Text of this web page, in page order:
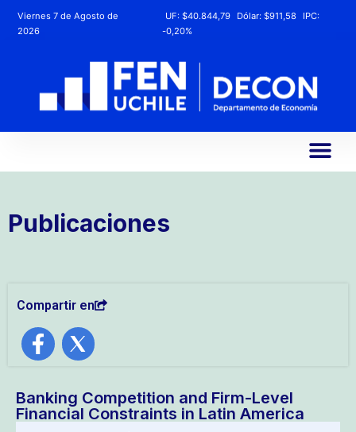
Viernes 7 de Agosto de
2026
UF:$40.844,79 Dólar:$911,58
IPC:
-0,20%
Publicaciones
Compartir en
Banking Competition and Firm-Level
Financial Constraints in Latin America